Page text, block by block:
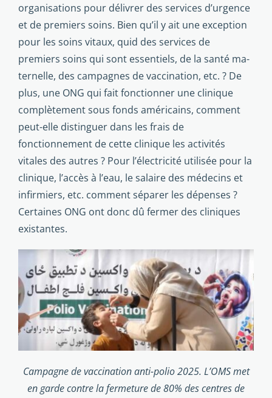
organisations pour délivrer des services d’urgence
et de premiers soins. Bien qu’il y ait une exception
pour les soins vitaux, quid des services de
premiers soins qui sont essentiels, de la santé ma­
ternelle, des campagnes de vaccination, etc. ? De
plus, une ONG qui fait fonctionner une clinique
complètement sous fonds américains, comment
peut-elle distinguer dans les frais de
fonctionnement de cette clinique les activités
vitales des autres ? Pour l’électricité utilisée pour la
clinique, l’accès à l’eau, le salaire des médecins et
infirmiers, etc. comment séparer les dépenses ?
Certaines ONG ont donc dû fermer des cliniques
existantes.
Campagne de vaccination anti-polio 2025. L’OMS met
en garde contre la fermeture de 80% des centres de